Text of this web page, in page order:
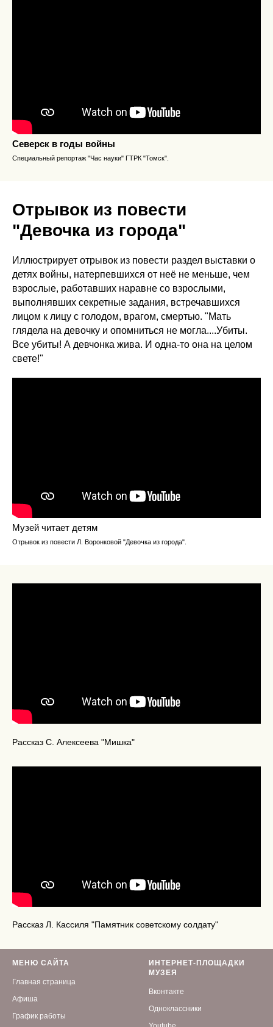
Северск в годы войны
Специальный репортаж "Час науки" ГТРК "Томск".
Отрывок из повести
"Девочка из города"
Иллюстрирует отрывок из повести раздел выставки о
детях войны, натерпевшихся от неё не меньше, чем
взрослые, работавших наравне со взрослыми,
выполнявших секретные задания, встречавшихся
лицом к лицу с голодом, врагом, смертью. "Мать
глядела на девочку и опомниться не могла....Убиты.
Все убиты! А девчонка жива. И одна-то она на целом
свете!"
Музей читает детям
Отрывок из повести Л. Воронковой "Девочка из города".
Рассказ С. Алексеева "Мишка"
Рассказ Л. Кассиля "Памятник советскому солдату"
МЕНЮ САЙТА
Главная страница
Афиша
График работы
ИНТЕРНЕТ-ПЛОЩАДКИ
МУЗЕЯ
Вконтакте
Одноклассники